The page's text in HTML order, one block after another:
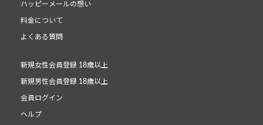
ハッピーメールの想い
料金について
よくある質問
新規女性会員登録 18歳以上
新規男性会員登録 18歳以上
会員ログイン
ヘルプ